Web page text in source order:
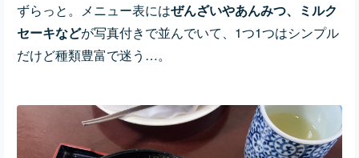
ずらっと。メニュー表にはぜんざいやあんみつ、ミルク
セーキなどが写真付きで並んでいて、1つ1つはシンプル
だけど種類豊富で迷う…。